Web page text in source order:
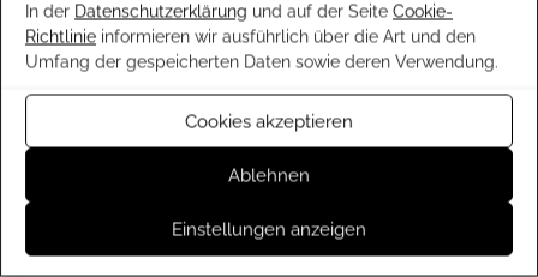
In der Datenschutzerklärung und auf der Seite Cookie-
Richtlinie informieren wir ausführlich über die Art und den
Umfang der gespeicherten Daten sowie deren Verwendung.
Cookies akzeptieren
Ablehnen
Einstellungen anzeigen
Kuppelnauwirtschaft
D-Ravensburg
Traditionsreiches, uriges Lokal in Ravensburg mit
sensationeller Küche und einem kleinen
Biergarten. Am besten vorher reservieren.